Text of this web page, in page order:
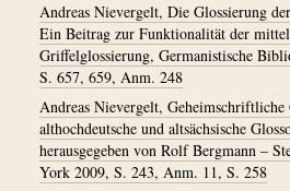
Andreas Nievergelt, Die Glossierung
Ein Beitrag zur Funktionalität der
Griffelglossierung, Germanistische
S. 657, 659, Anm. 248
Andreas Nievergelt,
althochdeutsche und altsächsische
herausgegeben von Rolf Bergmann –
York 2009, S. 243, Anm. 11, S. 258